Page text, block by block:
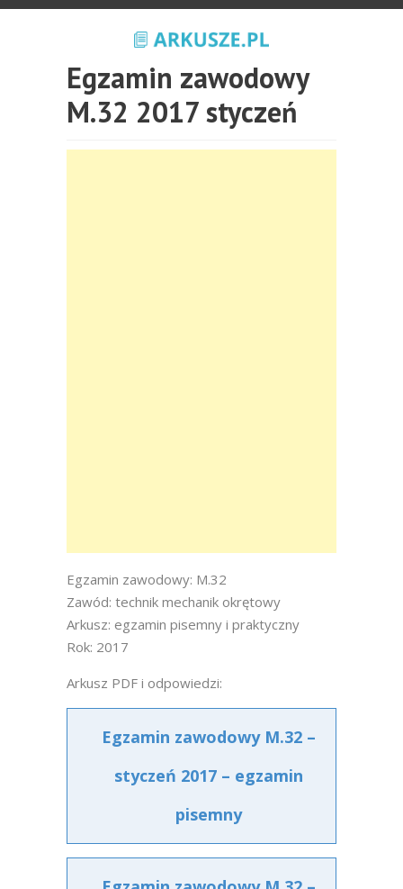
Egzamin zawodowy
M.32 2017 styczeń
Egzamin zawodowy: M.32
Zawód: technik mechanik okrętowy
Arkusz: egzamin pisemny i praktyczny
Rok: 2017
Arkusz PDF i odpowiedzi:
Egzamin zawodowy M.32 –
styczeń 2017 – egzamin
pisemny